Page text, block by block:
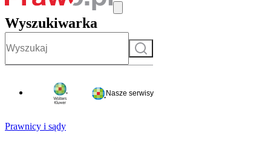
Wyszukiwarka
Szukaj
Nasze serwisy
Prawnicy i sądy